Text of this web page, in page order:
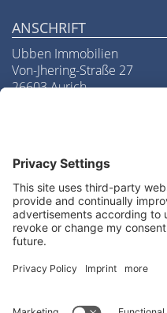
ANSCHRIFT
Ubben Immobilien
Von-Jhering-Straße 27
26603 Aurich
LAGE &
Routenplanung zu uns
the Google